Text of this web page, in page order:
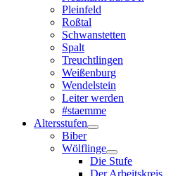
Pleinfeld
Roßtal
Schwanstetten
Spalt
Treuchtlingen
Weißenburg
Wendelstein
Leiter werden
#staemme
Altersstufen
Biber
Wölflinge
Die Stufe
Der Arbeitskreis